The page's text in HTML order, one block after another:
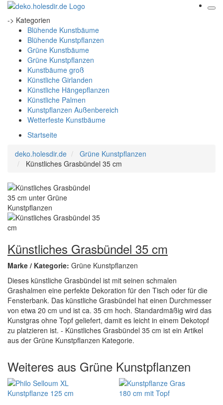
-> Kategorien
Blühende Kunstbäume
Blühende Kunstpflanzen
Grüne Kunstbäume
Grüne Kunstpflanzen
Kunstbäume groß
Künstliche Girlanden
Künstliche Hängepflanzen
Künstliche Palmen
Kunstpflanzen Außenbereich
Wetterfeste Kunstbäume
Startseite
deko.holesdir.de
Grüne Kunstpflanzen
Künstliches Grasbündel 35 cm
Künstliches Grasbündel 35 cm
Marke / Kategorie: Grüne Kunstpflanzen
Dieses künstliche Grasbündel ist mit seinen schmalen
Grashalmen eine perfekte Dekoration für den Tisch oder für die
Fensterbank. Das künstliche Grasbündel hat einen Durchmesser
von etwa 20 cm und ist ca. 35 cm hoch. Standardmäßig wird das
Kunstgras ohne Topf geliefert, damit es leicht in einem Dekotopf
zu platzieren ist. - Künstliches Grasbündel 35 cm ist ein Artikel
aus der Grüne Kunstpflanzen Kategorie.
Weiteres aus Grüne Kunstpflanzen